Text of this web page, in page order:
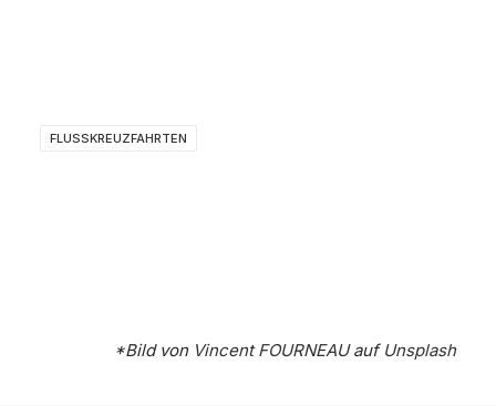
FLUSSKREUZFAHRTEN
*Bild von Vincent FOURNEAUauf Unsplash